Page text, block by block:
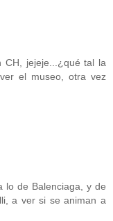
jejeje...¿qué tal la
el museo, otra vez
lo de Balenciaga, y de
a ver si se animan a